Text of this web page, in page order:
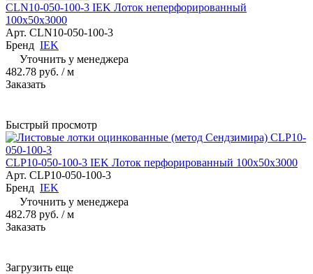
CLN10-050-100-3 IEK Лоток неперфорированный
100х50х3000
Арт. CLN10-050-100-3
Бренд IEK
Уточнить у менеджера
482.78 руб. / м
Заказать
Быстрый просмотр
CLP10-050-100-3 IEK Лоток перфорированный 100х50х3000
Арт. CLP10-050-100-3
Бренд IEK
Уточнить у менеджера
482.78 руб. / м
Заказать
Загрузить еще